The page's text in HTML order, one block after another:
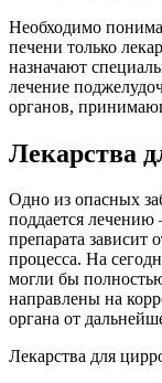
Необходимо
печени только
назначают
лечение
органов,
Лекарства
Одно из опасных
поддается лечению
препарата зависит
процесса. На
могли бы
направлены на
органа от
Лекарства для